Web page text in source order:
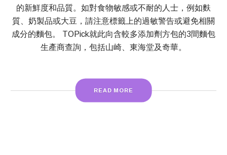
的新鮮度和品質。如對食物敏感或不耐的人士，例如麩
質、奶製品或大豆，請注意標籤上的過敏警告或避免相關
成分的麵包。 TOPick就此向含較多添加劑方包的3間麵包
生產商查詢，包括山崎、東海堂及奇華。
READ MORE